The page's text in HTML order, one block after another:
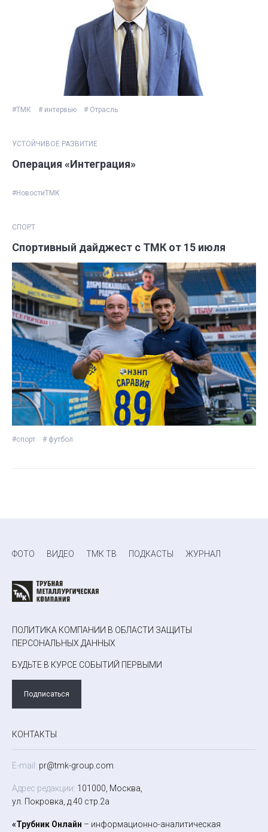
#ТМК # интервью # Отрасль
УСТОЙЧИВОЕ РАЗВИТИЕ
Операция «Интеграция»
#НовостиТМК
СПОРТ
Спортивный дайджест с ТМК от 15 июля
#спорт # футбол
ФОТО ВИДЕО ТМК ТВ ПОДКАСТЫ ЖУРНАЛ
ПОЛИТИКА КОМПАНИИ В ОБЛАСТИ ЗАЩИТЫ
ПЕРСОНАЛЬНЫХ ДАННЫХ
БУДЬТЕ В КУРСЕ СОБЫТИЙ ПЕРВЫМИ
Подписаться
КОНТАКТЫ
E-mail: pr@tmk-group.com
Адрес редакции: 101000, Москва,
ул. Покровка, д.40 стр.2а
«Трубник Онлайн – информационно-аналитическая